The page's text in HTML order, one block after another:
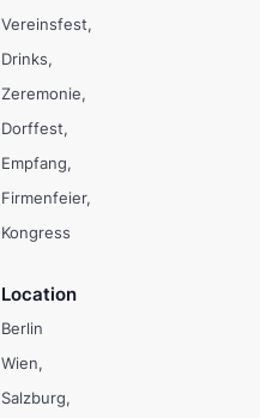
Vereinsfest
Drinks
Zeremonie
Dorffest
Empfang
Firmenfeier
Kongress
Location
Berlin
Wien
Salzburg